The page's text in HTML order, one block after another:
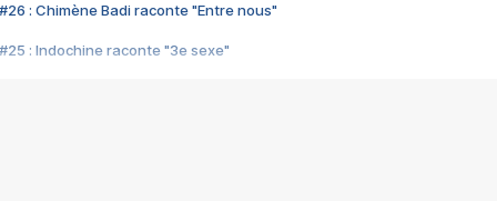
#26 : Chimène Badi raconte "Entre nous"
#25 : Indochine raconte "3e sexe"